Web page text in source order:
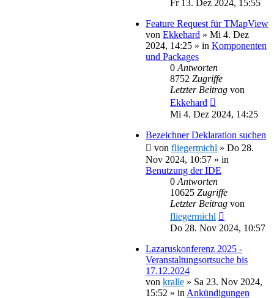
Fr 13. Dez 2024, 15:55
Feature Request für TMapView
von Ekkehard » Mi 4. Dez
2024, 14:25 » in Komponenten
und Packages
0 Antworten
8752 Zugriffe
Letzter Beitrag von
Ekkehard
Mi 4. Dez 2024, 14:25
Bezeichner Deklaration suchen
von fliegermichl » Do 28.
Nov 2024, 10:57 » in
Benutzung der IDE
0 Antworten
10625 Zugriffe
Letzter Beitrag von
fliegermichl
Do 28. Nov 2024, 10:57
Lazaruskonferenz 2025 -
Veranstaltungsortsuche bis
17.12.2024
von kralle » Sa 23. Nov 2024,
15:52 » in Ankündigungen